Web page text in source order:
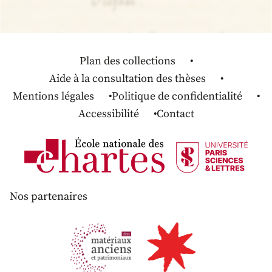
Plan des collections
Aide à la consultation des thèses
Mentions légales
Politique de confidentialité
Accessibilité
Contact
Nos partenaires